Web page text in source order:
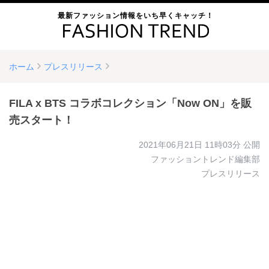
最新ファッション情報をいち早くキャッチ！
ホーム プレスリリース
FILA x BTS コラボコレクション「Now ON」を販
売スタート！
2021年06月21日 11時03分 公開
ファッショントレンド編集部
プレスリリース